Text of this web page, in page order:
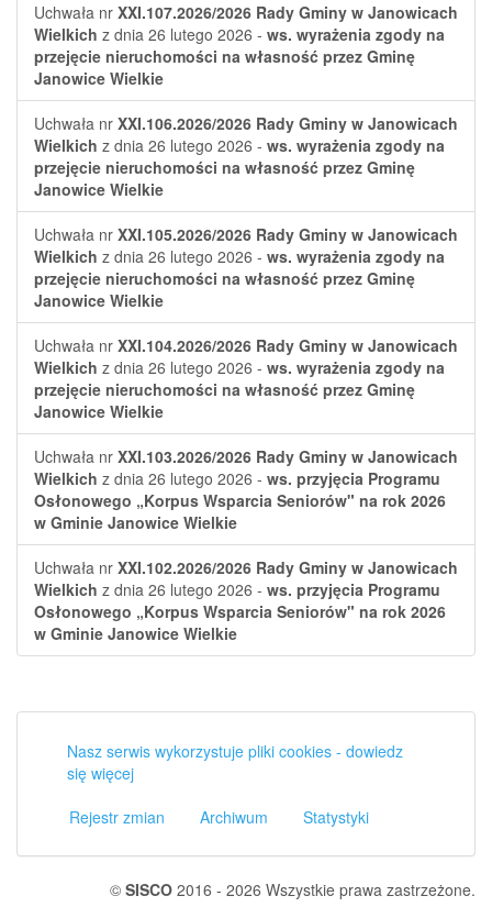
Uchwała nr XXI.107.2026/2026 Rady Gminy w Janowicach
Wielkich z dnia 26 lutego 2026 - ws. wyrażenia zgody na
przejęcie nieruchomości na własność przez Gminę
Janowice Wielkie
Uchwała nr XXI.106.2026/2026 Rady Gminy w Janowicach
Wielkich z dnia 26 lutego 2026 - ws. wyrażenia zgody na
przejęcie nieruchomości na własność przez Gminę
Janowice Wielkie
Uchwała nr XXI.105.2026/2026 Rady Gminy w Janowicach
Wielkich z dnia 26 lutego 2026 - ws. wyrażenia zgody na
przejęcie nieruchomości na własność przez Gminę
Janowice Wielkie
Uchwała nr XXI.104.2026/2026 Rady Gminy w Janowicach
Wielkich z dnia 26 lutego 2026 - ws. wyrażenia zgody na
przejęcie nieruchomości na własność przez Gminę
Janowice Wielkie
Uchwała nr XXI.103.2026/2026 Rady Gminy w Janowicach
Wielkich z dnia 26 lutego 2026 - ws. przyjęcia Programu
Osłonowego „Korpus Wsparcia Seniorów" na rok 2026
w Gminie Janowice Wielkie
Uchwała nr XXI.102.2026/2026 Rady Gminy w Janowicach
Wielkich z dnia 26 lutego 2026 - ws. przyjęcia Programu
Osłonowego „Korpus Wsparcia Seniorów" na rok 2026
w Gminie Janowice Wielkie
Nasz serwis wykorzystuje pliki cookies - dowiedz
się więcej
Rejestr zmian
Archiwum Statystyki
© SISCO 2016 - 2026 Wszystkie prawa zastrzeżone.